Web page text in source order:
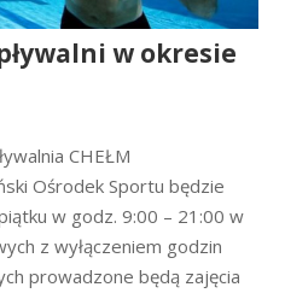
w okresie
CHEŁM
Ośrodek Sportu będzie
w godz. 9:00 – 21:00 w
z wyłączeniem godzin
prowadzone będą zajęcia